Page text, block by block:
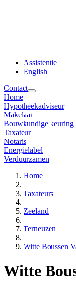
Assistentie
English
Contact
Home
Hypotheekadviseur
Makelaar
Bouwkundige keuring
Taxateur
Notaris
Energielabel
Verduurzamen
Home
Taxateurs
Zeeland
Terneuzen
Witte Boussen
Witte